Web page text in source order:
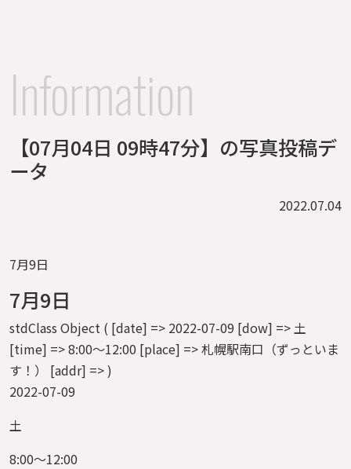
Information
【07月04日 09時47分】の写真投稿デ
ータ
2022.07.04
7月9日
7月9日
stdClass Object ( [date] => 2022-07-09 [dow] => 土
[time] => 8:00～12:00 [place] => 札幌駅南口（ずっといま
す！） [addr] => )
2022-07-09
土
8:00～12:00